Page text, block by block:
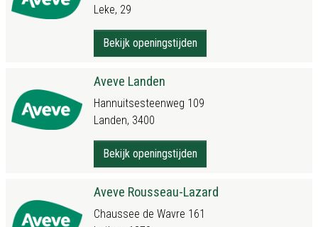
Leke, 29
Bekijk openingstijden
Aveve Landen
Hannuitsesteenweg 109
Landen, 3400
Bekijk openingstijden
Aveve Rousseau-Lazard
Chaussee de Wavre 161